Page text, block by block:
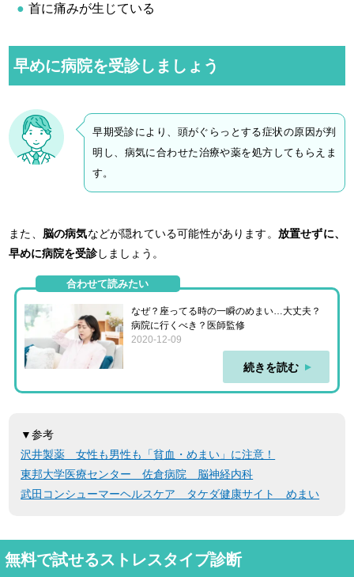
首に痛みが生じている
早めに病院を受診しましょう
早期受診により、頭がぐらっとする症状の原因が判
明し、病気に合わせた治療や薬を処方してもらえま
す。
また、 脳の病気などが隠れている可能性があります。 放置せずに、
早めに病院を受診しましょう。
合わせて読みたい
なぜ？座ってる時の一瞬のめまい…大丈夫？
病院に行くべき？医師監修
2020-12-09
続きを読む
▼参考
沢井製薬 女性も男性も「貧血・めまい」に注意！
東邦大学医療センター 佐倉病院 脳神経内科
武田コンシューマーヘルスケア タケダ健康サイト めまい
無料で試せるストレスタイプ診断